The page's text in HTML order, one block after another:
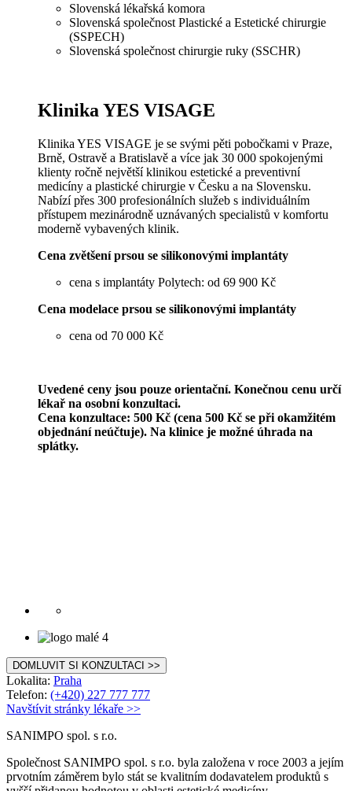
Slovenská lékařská komora
Slovenská společnost Plastické a Estetické chirurgie
(SSPECH)
Slovenská společnost chirurgie ruky (SSCHR)
Klinika YES VISAGE
Klinika YES VISAGE je se svými pěti pobočkami v Praze,
Brně, Ostravě a Bratislavě a více jak 30 000 spokojenými
klienty ročně největší klinikou estetické a preventivní
medicíny a plastické chirurgie v Česku a na Slovensku.
Nabízí přes 300 profesionálních služeb s individuálním
přístupem mezinárodně uznávaných specialistů v komfortu
moderně vybavených klinik.
Cena zvětšení prsou se silikonovými implantáty
cena s implantáty Polytech: od 69 900 Kč
Cena modelace prsou se silikonovými implantáty
cena od 70 000 Kč
Uvedené ceny jsou pouze orientační. Konečnou cenu určí
lékař na osobní konzultaci.
Cena konzultace: 500 Kč (cena 500 Kč se při okamžitém
objednání neúčtuje). Na klinice je možné úhrada na
splátky.
DOMLUVIT SI KONZULTACI >>
Lokalita: Praha
Telefon: (+420) 227 777 777
Navštívit stránky lékaře >>
SANIMPO spol. s r.o.
Společnost SANIMPO spol. s r.o. byla založena v roce 2003 a jejím
prvotním záměrem bylo stát se kvalitním dodavatelem produktů s